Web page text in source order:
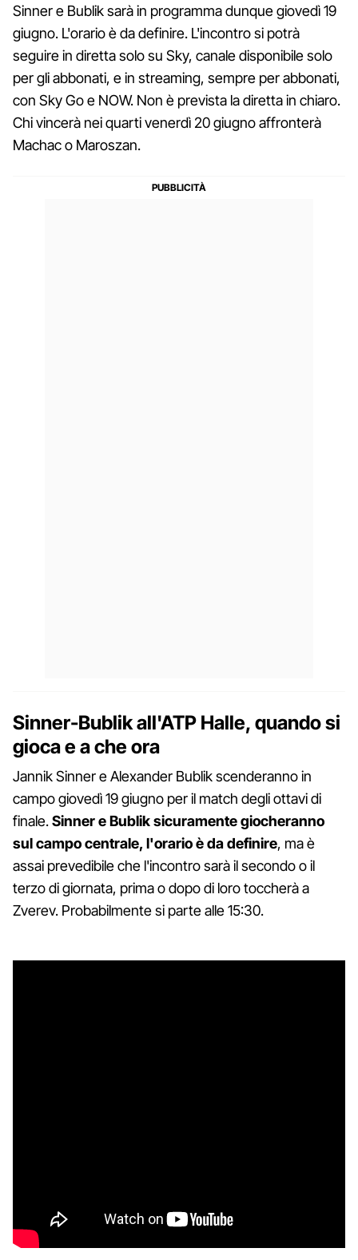
Sinner e Bublik sarà in programma dunque giovedì 19
giugno. L'orario è da definire. L'incontro si potrà
seguire in diretta solo su Sky, canale disponibile solo
per gli abbonati, e in streaming, sempre per abbonati,
con Sky Go e NOW. Non è prevista la diretta in chiaro.
Chi vincerà nei quarti venerdì 20 giugno affronterà
Machac o Maroszan.
Sinner-Bublik all'ATP Halle, quando si
gioca e a che ora
Jannik Sinner e Alexander Bublik scenderanno in
campo giovedì 19 giugno per il match degli ottavi di
finale.Sinner e Bublik sicuramente giocheranno
sul campo centrale, l'orario è da definire, ma è
assai prevedibile che l'incontro sarà il secondo o il
terzo di giornata, prima o dopo di loro toccherà a
Zverev. Probabilmente si parte alle 15:30.